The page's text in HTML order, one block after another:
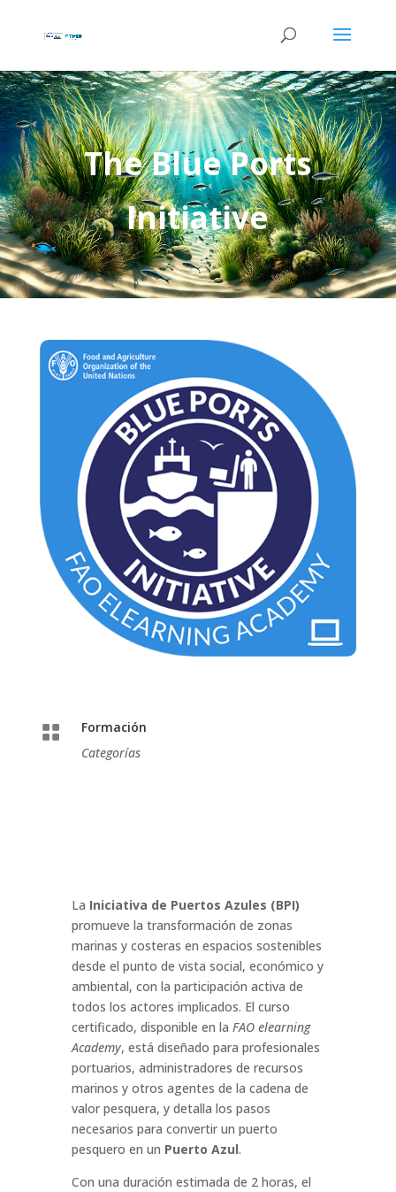
The Blue Ports
Initiative

Formación
Categorías
La Iniciativa de Puertos Azules (BPI)
promueve la transformación de zonas
marinas y costeras en espacios sostenibles
desde el punto de vista social, económico y
ambiental, con la participación activa de
todos los actores implicados. El curso
certificado, disponible en la FAO elearning
Academy, está diseñado para profesionales
portuarios, administradores de recursos
marinos y otros agentes de la cadena de
valor pesquera, y detalla los pasos
necesarios para convertir un puerto
pesquero en un Puerto Azul.
Con una duración estimada de 2 horas, el